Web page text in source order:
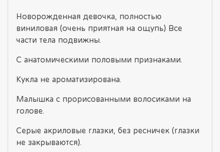
Новорожденная девочка, полностью
виниловая (очень приятная на ощупь) Все
части тела подвижны.
С анатомическими половыми признаками.
Кукла не ароматизирована.
Малышка с прорисованными волосиками на
голове.
Серые акриловые глазки, без ресничек (глазки
не закрываются).